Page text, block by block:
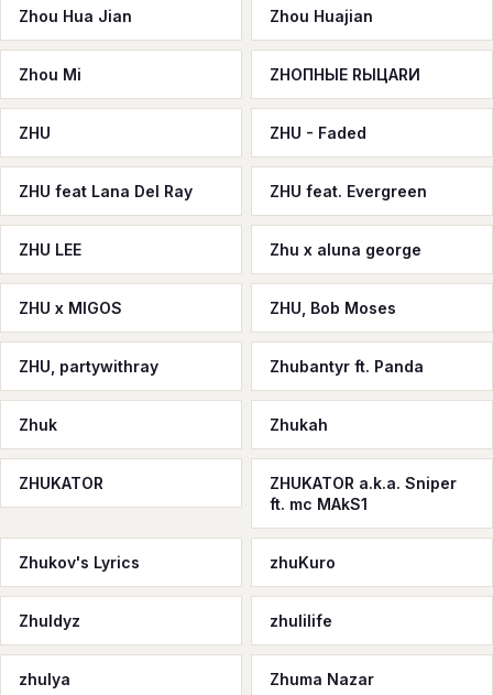
Zhou Hua Jian Zhou Huajian
Zhou Mi ZHOПНЫЕ RЫЦАRИ
ZHU ZHU - Faded
ZHU feat Lana Del Ray ZHU feat. Evergreen
ZHU LEE Zhu x aluna george
ZHU x MIGOS ZHU, Bob Moses
ZHU, partywithray Zhubantyr ft. Panda
Zhuk Zhukah
ZHUKATOR
ZHUKATOR a.k.a. Sniper
ft. mc MAkS1
Zhukov's Lyrics zhuKuro
Zhuldyz zhulilife
zhulya Zhuma Nazar